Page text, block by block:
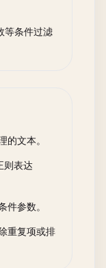
等条件过滤
文本。
则表达
参数。
重复项或排